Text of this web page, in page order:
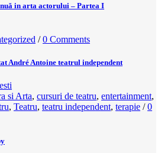
in arta actorului – Partea I
/0 Comments
André Antoine teatrul independent
si Arta, cursuri de teatru, entertainment,
, Teatru, teatru independent, terapie /0